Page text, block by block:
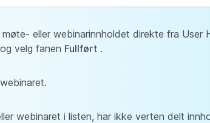
eller webinarinnholdet direkte fra User
velg fanen Fullført .
webinaret i listen, har ikke verten delt